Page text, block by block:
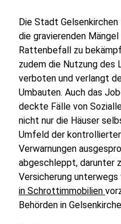
Die Stadt
die gravierenden
Rattenbefall zu
zudem die Nutzung des
verboten und verlangt
Umbauten. Auch das
deckte Fälle von
nicht nur die Häuser
Umfeld der
Verwarnungen
abgeschleppt, darunter
Versicherung unterwegs
in Schrottimmobilien
Behörden in